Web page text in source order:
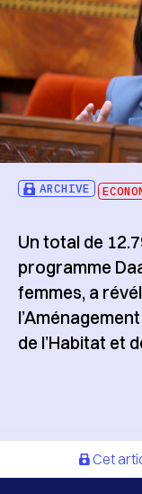
ARCHIVE
Un total de
programme
femmes, a
de l’Habitat et
Cet